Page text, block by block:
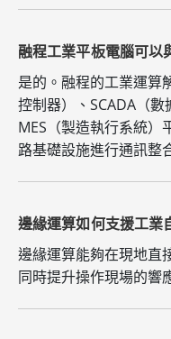
融程工業平板電腦可以
是的。融程的工業運算
控制器）、SCADA（數
MES（製造執行系統）
路基礎設施進行通訊整
邊緣運算如何支援工業
邊緣運算能夠在現地直
同時提升操作現場的響